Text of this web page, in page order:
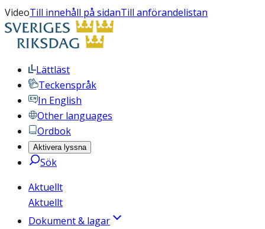
VideoTill innehåll på sidanTill anförandelistan
Lättläst
Teckenspråk
In English
Other languages
Ordbok
Aktivera lyssna
Sök
Aktuellt
Aktuellt
Dokument & lagar